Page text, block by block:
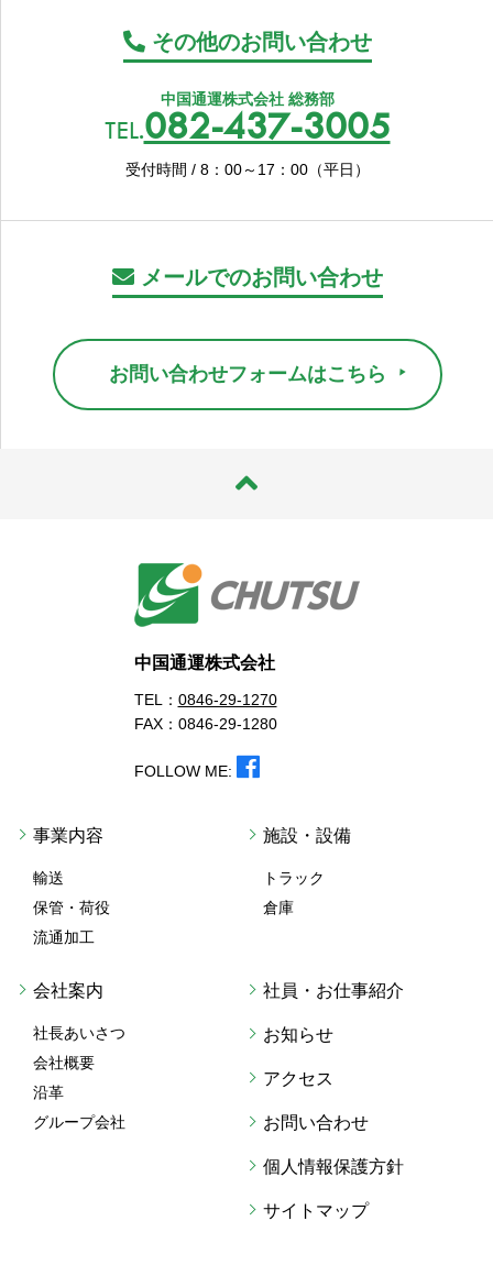
その他のお問い合わせ
中国通運株式会社 総務部
TEL.082-437-3005
受付時間 / 8：00～17：00（平日）
メールでのお問い合わせ
お問い合わせフォームはこちら
中国通運株式会社
TEL： 0846-29-1270
FAX：0846-29-1280
FOLLOW ME:
事業内容
輸送
保管・荷役
流通加工
施設・設備
トラック
倉庫
会社案内
社長あいさつ
会社概要
沿革
グループ会社
社員・お仕事紹介
お知らせ
アクセス
お問い合わせ
個人情報保護方針
サイトマップ